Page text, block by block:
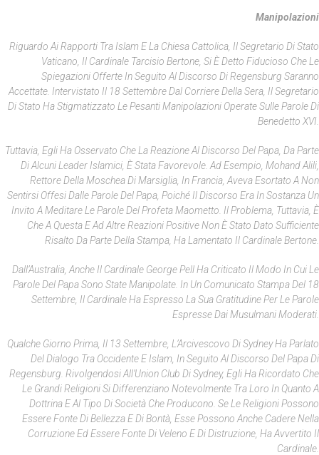
Manipolazioni
Riguardo Ai Rapporti Tra Islam E La Chiesa Cattolica, Il Segretario Di Stato
Vaticano, Il Cardinale Tarcisio Bertone, Si È Detto Fiducioso Che Le
Spiegazioni Offerte In Seguito Al Discorso Di Regensburg Saranno
Accettate. Intervistato Il 18 Settembre Dal Corriere Della Sera , Il Segretario
Di Stato Ha Stigmatizzato Le Pesanti Manipolazioni Operate Sulle Parole Di
Benedetto XVI.
Tuttavia, Egli Ha Osservato Che La Reazione Al Discorso Del Papa, Da Parte
Di Alcuni Leader Islamici, È Stata Favorevole. Ad Esempio, Mohand Alili,
Rettore Della Moschea Di Marsiglia, In Francia, Aveva Esortato A Non
Sentirsi Offesi Dalle Parole Del Papa, Poiché Il Discorso Era In Sostanza Un
Invito A Meditare Le Parole Del Profeta Maometto. Il Problema, Tuttavia, È
Che A Questa E Ad Altre Reazioni Positive Non È Stato Dato Sufficiente
Risalto Da Parte Della Stampa, Ha Lamentato Il Cardinale Bertone.
Dall’Australia, Anche Il Cardinale George Pell Ha Criticato Il Modo In Cui Le
Parole Del Papa Sono State Manipolate. In Un Comunicato Stampa Del 18
Settembre, Il Cardinale Ha Espresso La Sua Gratitudine Per Le Parole
Espresse Dai Musulmani Moderati.
Qualche Giorno Prima, Il 13 Settembre, L’Arcivescovo Di Sydney Ha Parlato
Del Dialogo Tra Occidente E Islam, In Seguito Al Discorso Del Papa Di
Regensburg. Rivolgendosi All’Union Club Di Sydney, Egli Ha Ricordato Che
Le Grandi Religioni Si Differenziano Notevolmente Tra Loro In Quanto A
Dottrina E Al Tipo Di Società Che Producono. Se Le Religioni Possono
Essere Fonte Di Bellezza E Di Bontà, Esse Possono Anche Cadere Nella
Corruzione Ed Essere Fonte Di Veleno E Di Distruzione, Ha Avvertito Il
Cardinale.